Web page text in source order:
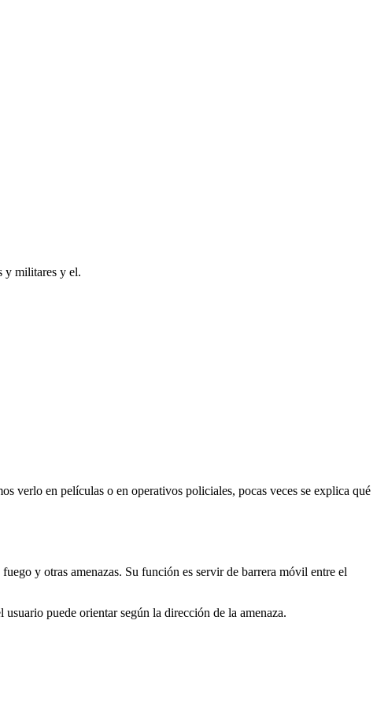
y militares y el.
verlo en películas o en operativos policiales, pocas veces se explica qué
fuego y otras amenazas. Su función es servir de barrera móvil entre el
usuario puede orientar según la dirección de la amenaza.